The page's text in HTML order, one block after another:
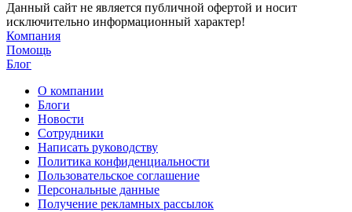
Данный сайт не является публичной офертой и носит
исключительно информационный характер!
Компания
Помощь
Блог
О компании
Блоги
Новости
Сотрудники
Написать руководству
Политика конфиденциальности
Пользовательское соглашение
Персональные данные
Получение рекламных рассылок